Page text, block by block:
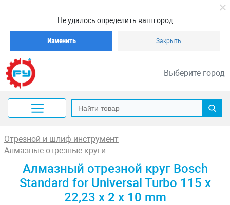
Не удалось определить ваш город
Изменить Закрыть
Выберите город
Отрезной и шлиф инструмент
Алмазные отрезные круги
Алмазный отрезной круг Bosch
Standard for Universal Turbo 115 x
22,23 x 2 x 10 mm